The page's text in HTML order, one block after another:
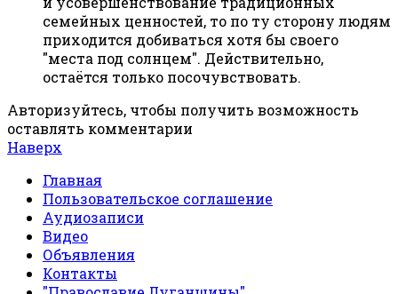
семейных ценностей, то по ту сторону людям
приходится добиваться хотя бы своего
"места под солнцем". Действительно,
остаётся только посочувствовать.
Авторизуйтесь, чтобы получить возможность
оставлять комментарии
Наверх
Главная
Пользовательское соглашение
Аудиозаписи
Видео
Объявления
Контакты